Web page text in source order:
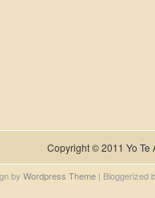
Copyright © 2011 Yo Te
by Wordpress Theme| Bloggerized